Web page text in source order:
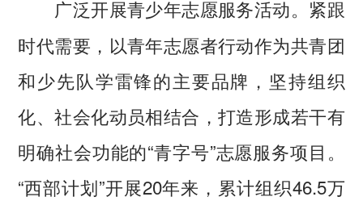
广泛开展青少年志愿服务活动。 紧跟
时代需要，以青年志愿者行动作为共青团
和少先队学雷锋的主要品牌，坚持组织
化、社会化动员相结合，打造形成若干有
明确社会功能的“青字号”志愿服务项目。
“西部计划”开展20年来，累计组织46.5万